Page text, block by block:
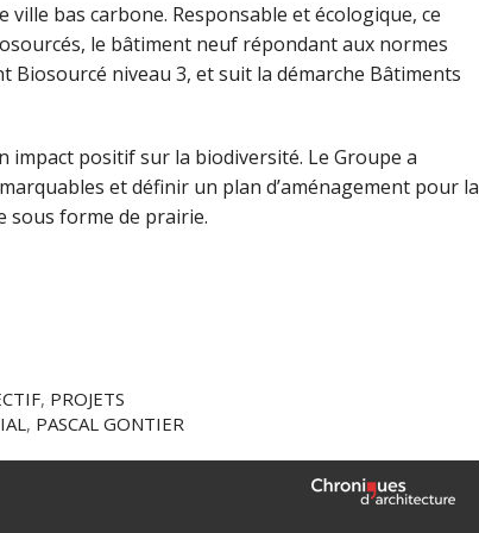
bas carbone. Responsable et écologique, ce
le bâtiment neuf répondant aux normes
Biosourcé niveau 3, et suit la démarche Bâtiments
impact positif sur la biodiversité. Le Groupe a
et définir un plan d’aménagement pour la
sous forme de prairie.
, PROJETS
, PASCAL GONTIER